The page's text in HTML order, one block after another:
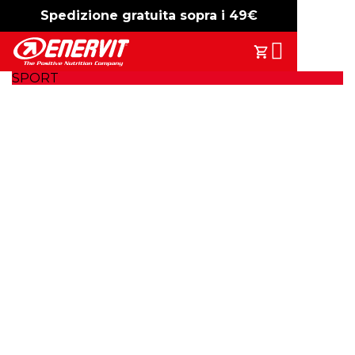
Spedizione gratuita sopra i 49€
-15% free shipping
Il Tuo
Search
SPORT